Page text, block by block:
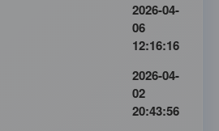
2026-04-
06
12:16:16
2026-04-
02
20:43:56